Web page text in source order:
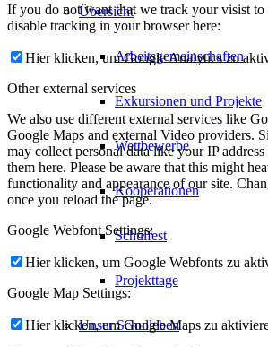
Übersicht
Arbeitsgemeinschaften
Exkursionen und Projekte
Wettbewerbe
Kooperationen
Schulfest
Projekttage
Unser Schulleben
If you do not want that we track your visist to
disable tracking in your browser here:
Hier klicken, um Google Analytics zu
Other external services
We also use different external services like
Google Maps and external Video providers.
may collect personal data like your IP
them here. Please be aware that this might
functionality and appearance of our site.
once you reload the page.
Google Webfont Settings:
Hier klicken, um Google Webfonts zu
Google Map Settings:
Hier klicken, um Google Maps zu